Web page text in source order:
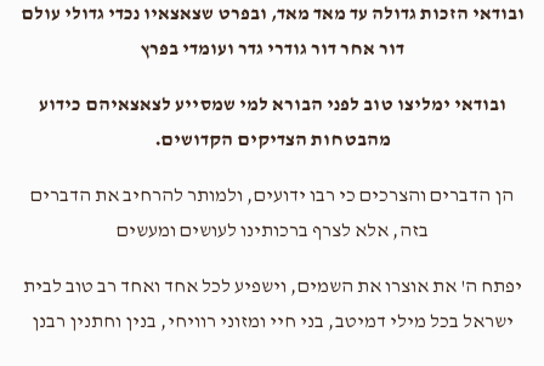
ובודאי הזכות גדולה עד מאד מאד, ובפרט שצאצאיו נכדי גדולי עולם
דור אחר דור גודרי גדר ועומדי בפרץ
ובודאי ימליצו טוב לפני הבורא למי שמסייע לצאצאיהם כידוע
מהבטחות הצדיקים הקדושים.
הן הדברים והצרכים כי רבו ידועים, ולמותר להרחיב את הדברים
בזה, אלא לצרף ברכותינו לעושים ומעשים
יפתח ה' את אוצרו את השמים, וישפיע לכל אחד ואחד רב טוב לבית
ישראל בכל מילי דמיטב, בני חיי ומזוני רוויחי, בנין וחתנין רבנן